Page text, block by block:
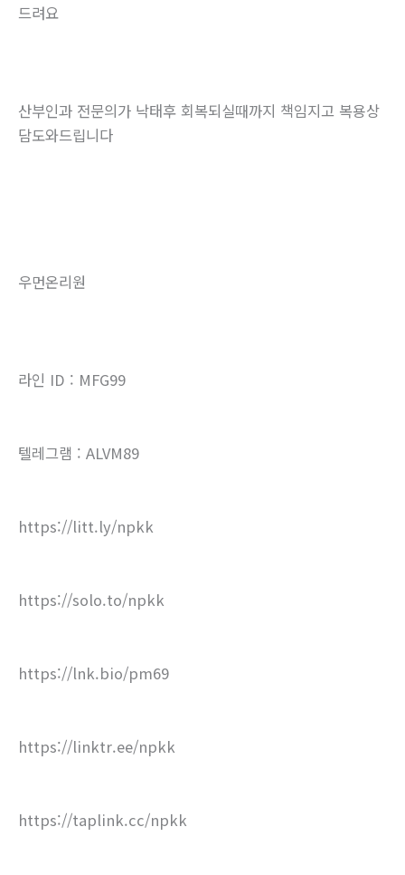
드려요
산부인과 전문의가 낙태후 회복되실때까지 책임지고 복용상
담도와드립니다
우먼온리원
라인 ID : MFG99
텔레그램 : ALVM89
https://litt.ly/npkk
https://solo.to/npkk
https://lnk.bio/pm69
https://linktr.ee/npkk
https://taplink.cc/npkk